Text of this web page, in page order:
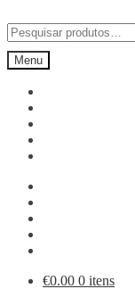
para
a
navegação
para
o
conteúdo
Pesquisar
por:
Menu
€0.00 0 itens